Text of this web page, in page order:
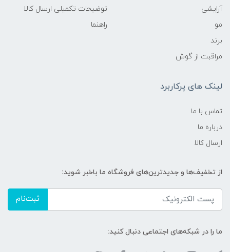
آرایشی
مو
برند
مراقبت از گوش
توضیحات تکمیلی ارسال کالا
راهنما
لینک های پرکاربرد
تماس با ما
درباره ما
ارسال کالا
از تخفیف‌ها و جدیدترین‌های فروشگاه ما باخبر شوید:
ثبت‌نام
ما را در شبکه‌های اجتماعی دنبال کنید: